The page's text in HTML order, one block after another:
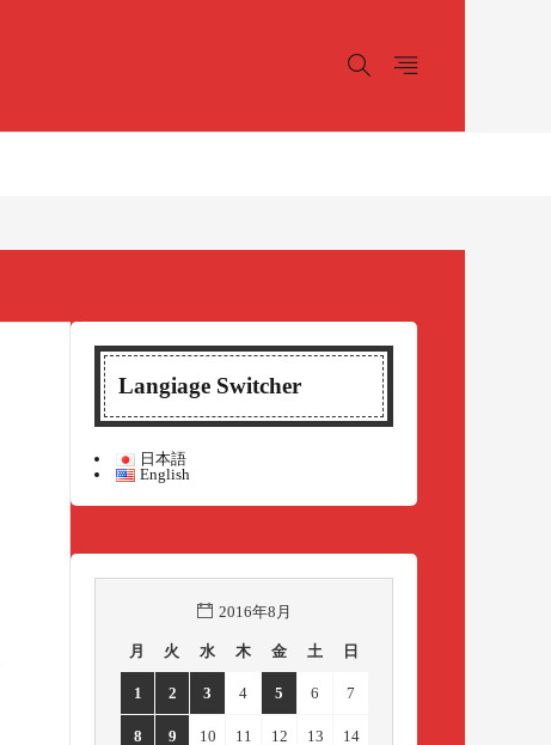
Langiage Switcher
日本語
English
2016年8月
月 火 水 木 金 土 日
1 2 3 4 5 6 7
8 9 10 11 12 13 14